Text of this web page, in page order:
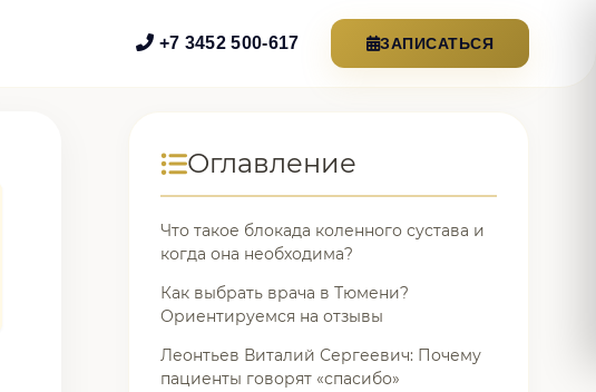
+7 3452 500-617 ЗАПИСАТЬСЯ
Оглавление
Что такое блокада коленного сустава и
когда она необходима?
Как выбрать врача в Тюмени?
Ориентируемся на отзывы
Леонтьев Виталий Сергеевич: Почему
пациенты говорят «спасибо»